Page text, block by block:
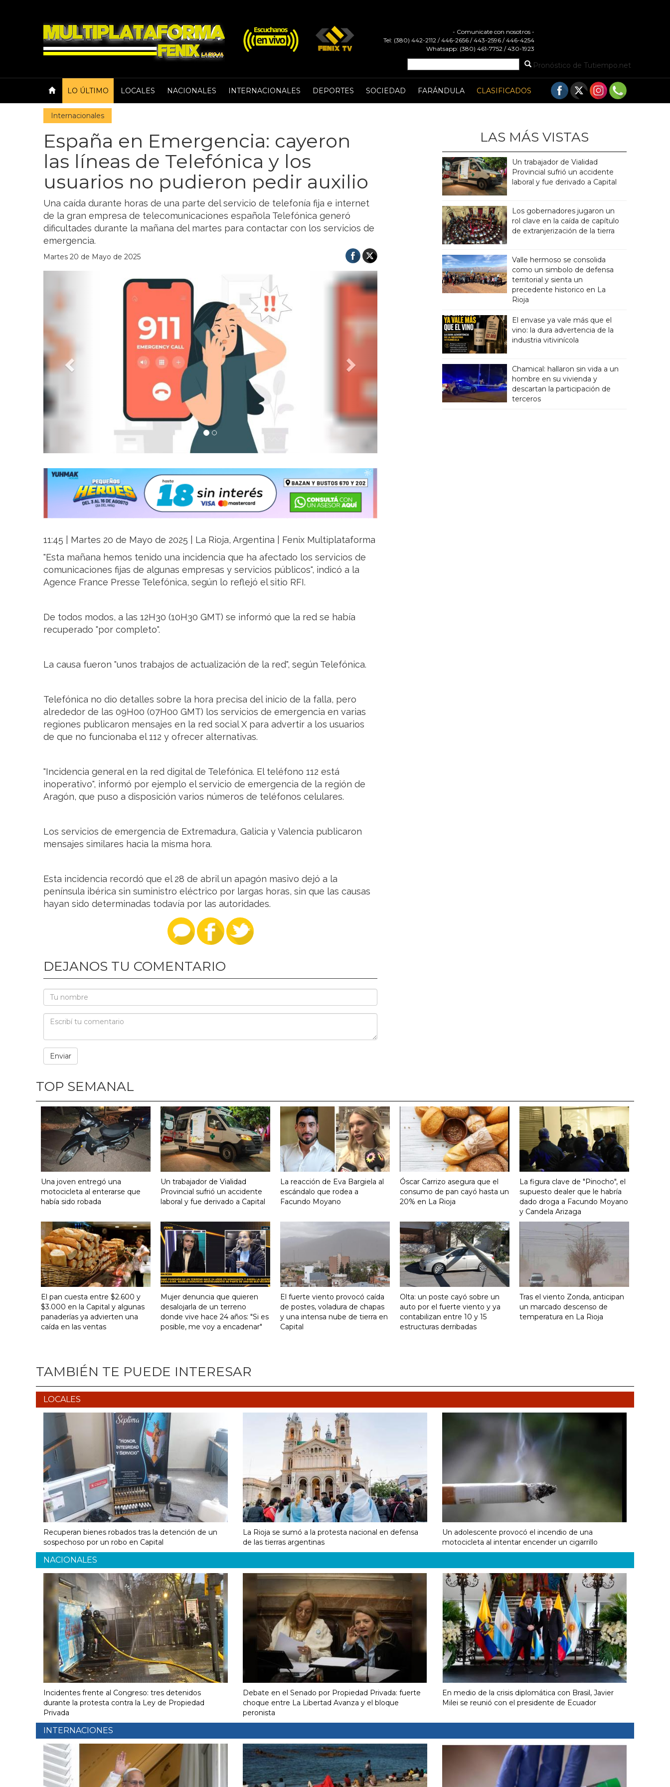
- Comunicate con nosotros -
Tel: (380) 442-2112 / 446-2656 / 443-2596 / 446-4254
Whatsapp: (380) 461-7752 / 430-1923
Pronóstico de Tutiempo.net
LO ÚLTIMO LOCALES NACIONALES INTERNACIONALES DEPORTES SOCIEDAD FARÁNDULA CLASIFICADOS
Internacionales
España en Emergencia: cayeron
las líneas de Telefónica y los
usuarios no pudieron pedir auxilio
Una caída durante horas de una parte del servicio de telefonía fija e internet
de la gran empresa de telecomunicaciones española Telefónica generó
dificultades durante la mañana del martes para contactar con los servicios de
emergencia.
Martes 20 de Mayo de 2025
Next
11:45 | Martes 20 de Mayo de 2025 | La Rioja, Argentina | Fenix Multiplataforma
"Esta mañana hemos tenido una incidencia que ha afectado los servicios de
comunicaciones fijas de algunas empresas y servicios públicos", indicó a la
Agence France Presse Telefónica, según lo reflejó el sitio RFI.
De todos modos, a las 12H30 (10H30 GMT) se informó que la red se había
recuperado "por completo".
La causa fueron "unos trabajos de actualización de la red", según Telefónica.
Telefónica no dio detalles sobre la hora precisa del inicio de la falla, pero
alrededor de las 09H00 (07H00 GMT) los servicios de emergencia en varias
regiones publicaron mensajes en la red social X para advertir a los usuarios
de que no funcionaba el 112 y ofrecer alternativas.
"Incidencia general en la red digital de Telefónica. El teléfono 112 está
inoperativo", informó por ejemplo el servicio de emergencia de la región de
Aragón, que puso a disposición varios números de teléfonos celulares.
Los servicios de emergencia de Extremadura, Galicia y Valencia publicaron
mensajes similares hacia la misma hora.
Esta incidencia recordó que el 28 de abril un apagón masivo dejó a la
península ibérica sin suministro eléctrico por largas horas, sin que las causas
hayan sido determinadas todavía por las autoridades.
DEJANOS TU COMENTARIO
LAS MÁS VISTAS
Un trabajador de Vialidad
Provincial sufrió un accidente
laboral y fue derivado a Capital
Los gobernadores jugaron un
rol clave en la caída de capítulo
de extranjerización de la tierra
Valle hermoso se consolida
como un simbolo de defensa
territorial y sienta un
precedente historico en La
Rioja
El envase ya vale más que el
vino: la dura advertencia de la
industria vitivinícola
Chamical: hallaron sin vida a un
hombre en su vivienda y
descartan la participación de
terceros
TOP SEMANAL
Una joven entregó una
motocicleta al enterarse que
había sido robada
Un trabajador de Vialidad
Provincial sufrió un accidente
laboral y fue derivado a Capital
La reacción de Eva Bargiela al
escándalo que rodea a
Facundo Moyano
Óscar Carrizo asegura que el
consumo de pan cayó hasta un
20% en La Rioja
La figura clave de "Pinocho", el
supuesto dealer que le habría
dado droga a Facundo Moyano
y Candela Arizaga
El pan cuesta entre $2.600 y
$3.000 en la Capital y algunas
panaderías ya advierten una
caída en las ventas
Mujer denuncia que quieren
desalojarla de un terreno
donde vive hace 24 años: "Si es
posible, me voy a encadenar"
El fuerte viento provocó caída
de postes, voladura de chapas
y una intensa nube de tierra en
Capital
Olta: un poste cayó sobre un
auto por el fuerte viento y ya
contabilizan entre 10 y 15
estructuras derribadas
Tras el viento Zonda, anticipan
un marcado descenso de
temperatura en La Rioja
TAMBIÉN TE PUEDE INTERESAR
LOCALES
Recuperan bienes robados tras la detención de un
sospechoso por un robo en Capital
La Rioja se sumó a la protesta nacional en defensa
de las tierras argentinas
Un adolescente provocó el incendio de una
motocicleta al intentar encender un cigarrillo
NACIONALES
Incidentes frente al Congreso: tres detenidos
durante la protesta contra la Ley de Propiedad
Privada
Debate en el Senado por Propiedad Privada: fuerte
choque entre La Libertad Avanza y el bloque
peronista
En medio de la crisis diplomática con Brasil, Javier
Milei se reunió con el presidente de Ecuador
INTERNACIONES